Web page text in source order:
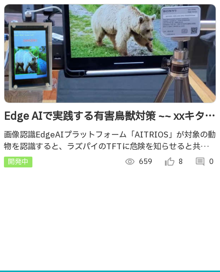
Edge AIで実践する有害鳥獣対策 ~~ xxキタヨ
~~
画像認識EdgeAIプラットフォーム「AITRIOS」が対象の動
物を認識すると、ラズパイのTFTに危険を知らせると共に
Line Notifyで通知を送信します。（2025.1.30現在）
開発中 visibility 659 thumb_up_alt 8 comment 0